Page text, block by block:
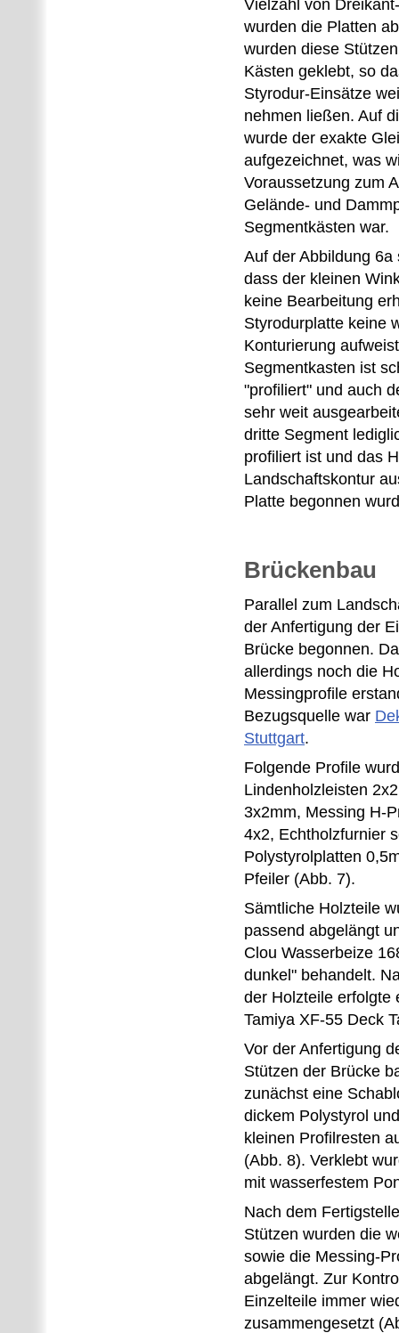
Vielzahl von
wurden die Platten
wurden diese
Kästen geklebt, so
Styrodur-Einsätze
nehmen ließen. Auf
wurde der exakte
aufgezeichnet, was
Voraussetzung zum
Gelände- und
Segmentkästen war.
Auf der Abbildung 6a
dass der kleinen
keine Bearbeitung
Styrodurplatte keine
Konturierung
Segmentkasten ist
"profiliert" und auch
sehr weit
dritte Segment
profiliert ist und das
Landschaftskontur
Platte begonnen
Brückenbau
Parallel zum
der Anfertigung der
Brücke begonnen.
allerdings noch die
Messingprofile
Bezugsquelle war
Stuttgart.
Folgende Profile
Lindenholzleisten
3x2mm, Messing H-
4x2, Echtholzfurnier
Polystyrolplatten
Pfeiler (Abb. 7).
Sämtliche Holzteile
passend abgelängt
Clou Wasserbeize
dunkel" behandelt.
der Holzteile erfolgte
Tamiya XF-55 Deck
Vor der Anfertigung
Stützen der Brücke
zunächst eine
dickem Polystyrol
kleinen Profilresten
(Abb. 8). Verklebt
mit wasserfestem
Nach dem
Stützen wurden die
sowie die Messing-
abgelängt. Zur
Einzelteile immer
zusammengesetzt